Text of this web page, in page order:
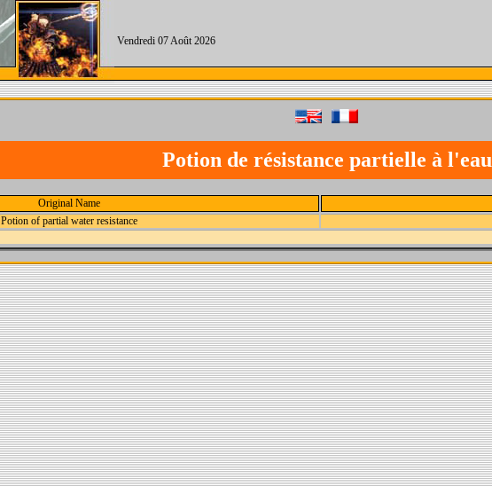
Vendredi 07 Août 2026
Potion de résistance partielle à l'eau
Original Name
Potion of partial water resistance